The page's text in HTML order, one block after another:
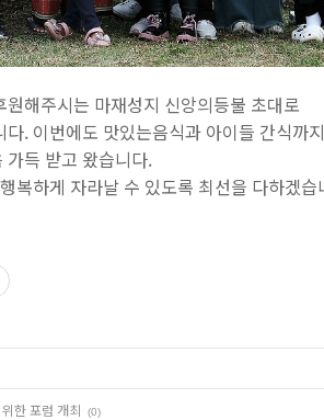
해주시는 마재성지 신앙의등불 초대로
. 이번에도 맛있는음식과 아이들 간식까지
가득 받고 왔습니다.
복하게 자라날 수 있도록 최선을 다하겠습
한 포럼 개최 (0)